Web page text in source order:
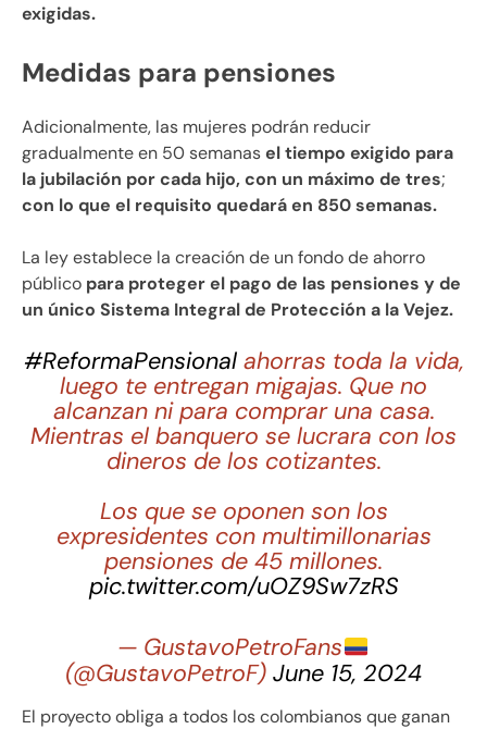
exigidas.
Medidas para pensiones
Adicionalmente, las mujeres podrán reducir
gradualmente en 50 semanasel tiempo exigido para
la jubilación por cada hijo, con un máximo de tres;
con lo que el requisito quedará en 850 semanas.
La ley establece la creación de un fondo de ahorro
público para proteger el pago de las pensiones y de
un único Sistema Integral de Protección a la Vejez.
#ReformaPensionalahorras toda la vida,
luego te entregan migajas. Que no
alcanzan ni para comprar una casa.
Mientras el banquero se lucrara con los
dineros de los cotizantes.
Los que se oponen son los
expresidentes con multimillonarias
pensiones de 45 millones.
pic.twitter.com/uOZ9Sw7zRS
— GustavoPetroFans
(@GustavoPetroF) June 15, 2024
El proyecto obliga a todos los colombianos que ganan